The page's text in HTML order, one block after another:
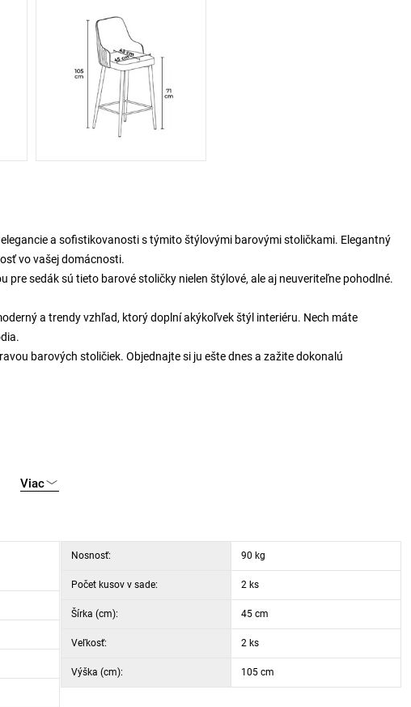
a sofistikovanosti s týmito štýlovými barovými stoličkami. Elegantný
vo vašej domácnosti.
pre sedák sú tieto barové stoličky nielen štýlové, ale aj neuveriteľne pohodlné.
a trendy vzhľad, ktorý doplní akýkoľvek štýl interiéru. Nech máte
barových stoličiek. Objednajte si ju ešte dnes a zažite dokonalú
Viac
Nosnosť: 90 kg
Počet kusov v sade: 2 ks
Šírka (cm): 45 cm
Veľkosť: 2 ks
Výška (cm): 105 cm